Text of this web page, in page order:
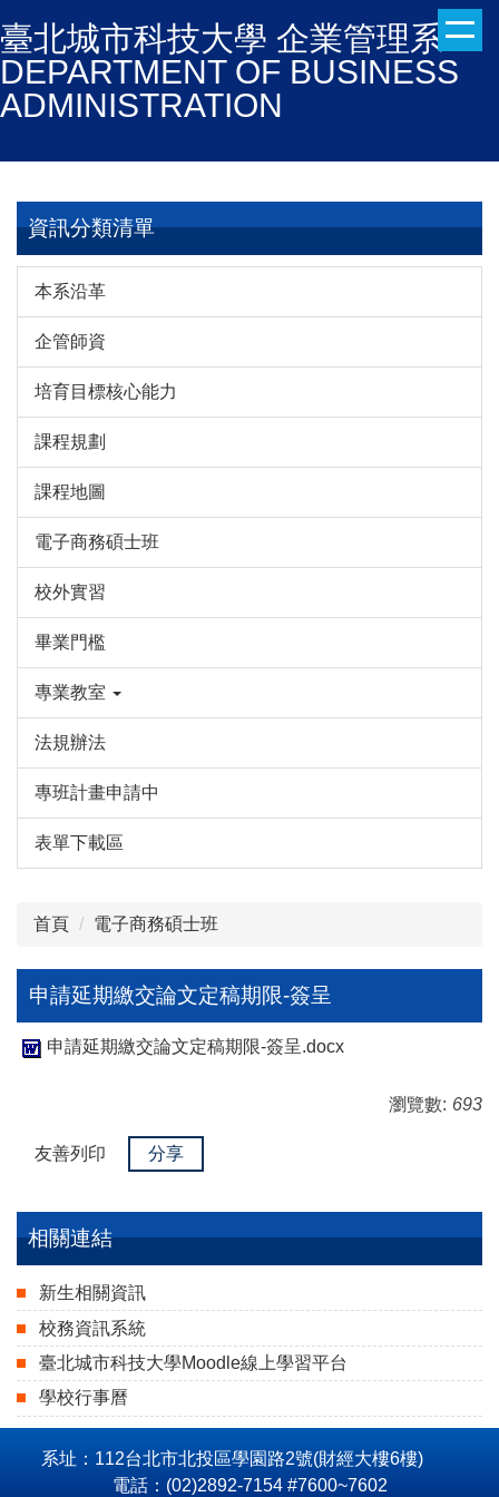
到
主
要
臺北城市科技大學 企業管理系
DEPARTMENT OF BUSINESS
ADMINISTRATION
資訊分類清單
本系沿革
企管師資
培育目標核心能力
課程規劃
課程地圖
電子商務碩士班
校外實習
畢業門檻
專業教室
法規辦法
專班計畫申請中
表單下載區
首頁 電子商務碩士班
申請延期繳交論文定稿期限-簽呈
申請延期繳交論文定稿期限-簽呈.docx
瀏覽數: 693
友善列印 分享
相關連結
新生相關資訊
校務資訊系統
臺北城市科技大學Moodle線上學習平台
學校行事曆
系址：112台北市北投區學園路2號(財經大樓6樓)
電話：(02)2892-7154 #7600~7602